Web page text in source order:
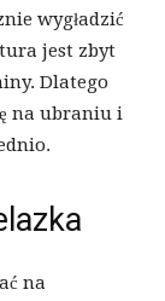
wygładzić
jest zbyt
Dlatego
na ubraniu i
na